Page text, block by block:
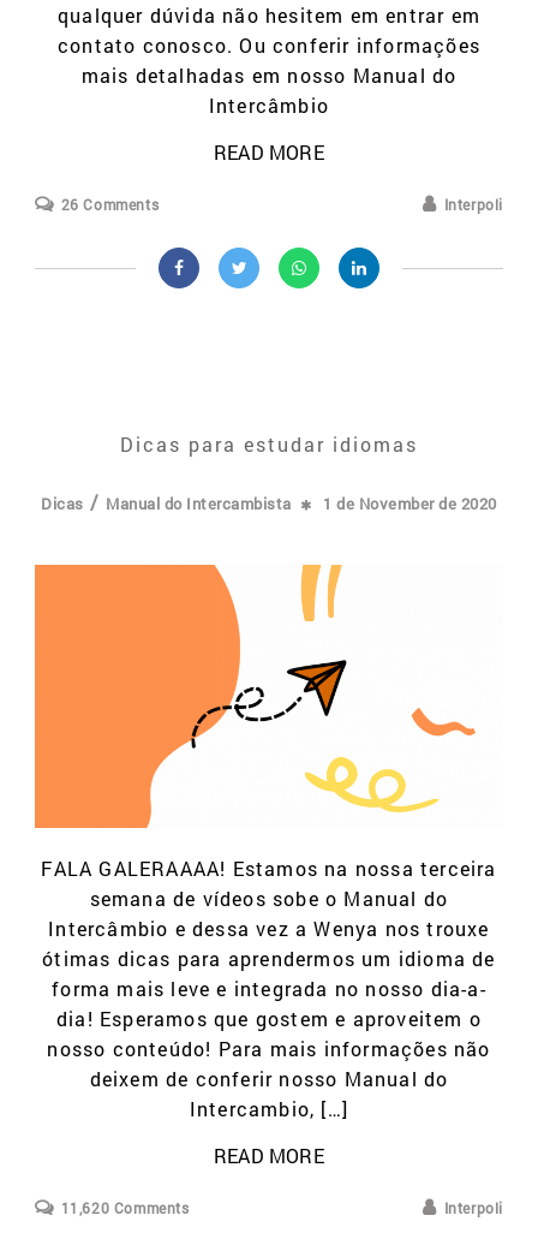
qualquer dúvida não hesitem em entrar em
contato conosco. Ou conferir informações
mais detalhadas em nosso Manual do
Intercâmbio
READ MORE
26 Comments Interpoli
Dicas para estudar idiomas
Dicas / Manual do Intercambista 1 de November de 2020
FALA GALERAAAA! Estamos na nossa terceira
semana de vídeos sobe o Manual do
Intercâmbio e dessa vez a Wenya nos trouxe
ótimas dicas para aprendermos um idioma de
forma mais leve e integrada no nosso dia-a-
dia! Esperamos que gostem e aproveitem o
nosso conteúdo! Para mais informações não
deixem de conferir nosso Manual do
Intercambio, […]
READ MORE
11,620 Comments Interpoli